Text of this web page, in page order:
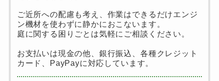
ご近所への配慮も考え、作業はできるだけエンジ
ン機材を使わずに静かにおこないます。
庭に関する困りごとは気軽にご相談ください。
お支払いは現金の他、銀行振込、各種クレジット
カード、PayPayに対応しています。